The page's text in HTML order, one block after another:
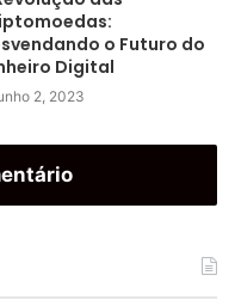
o Futuro do
Digital
2, 2023